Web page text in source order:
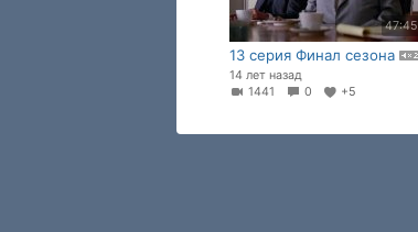
47:45
13 серия Финал сезона
14 лет назад
1441
0 +5